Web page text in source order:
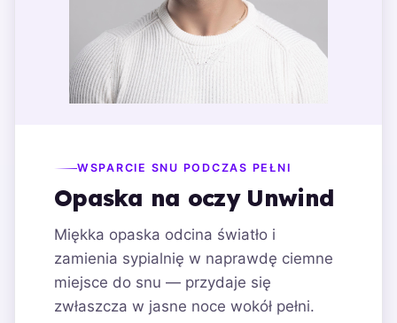
WSPARCIE SNU PODCZAS PEŁNI
Opaska na oczy Unwind
Miękka opaska odcina światło i
zamienia sypialnię w naprawdę ciemne
miejsce do snu — przydaje się
zwłaszcza w jasne noce wokół pełni.